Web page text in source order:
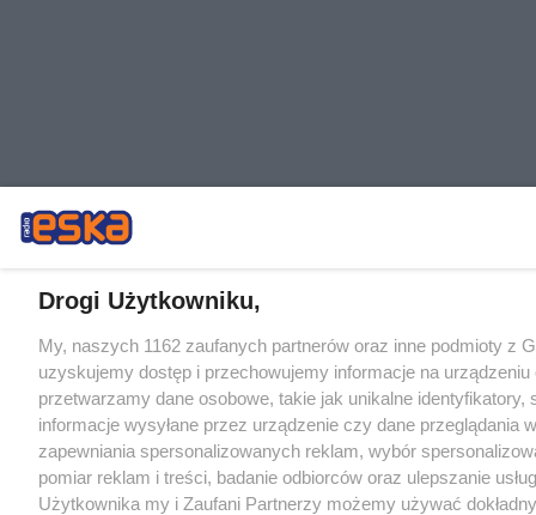
Drogi Użytkowniku,
My, naszych 1162 zaufanych partnerów oraz inne podmioty z
uzyskujemy dostęp i przechowujemy informacje na urządzeniu
przetwarzamy dane osobowe, takie jak unikalne identyfikatory,
informacje wysyłane przez urządzenie czy dane przeglądania
zapewniania spersonalizowanych reklam, wybór
pomiar reklam i treści, badanie odbiorców oraz ulepszanie
Użytkownika my i Zaufani Partnerzy możemy używać